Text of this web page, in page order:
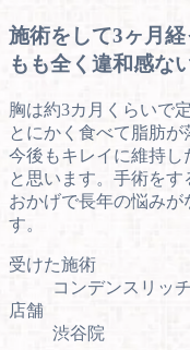
施術をして3ヶ月
もも全く違和感な
胸は約3カ月くらいで
とにかく食べて脂肪が
今後もキレイに維持し
と思います。手術を
おかげで長年の悩み
す。
受けた施術
コンデンスリッ
店舗
渋谷院